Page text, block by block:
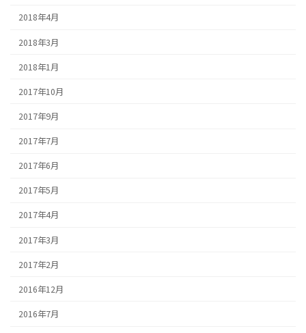
2018年4月
2018年3月
2018年1月
2017年10月
2017年9月
2017年7月
2017年6月
2017年5月
2017年4月
2017年3月
2017年2月
2016年12月
2016年7月